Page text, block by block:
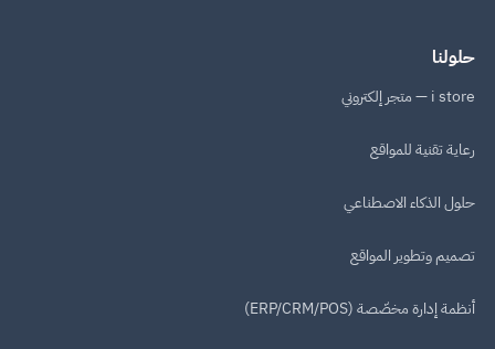
حلولنا
i store — متجر إلكتروني
رعاية تقنية للمواقع
حلول الذكاء الاصطناعي
تصميم وتطوير المواقع
أنظمة إدارة مخصّصة (ERP/CRM/POS)